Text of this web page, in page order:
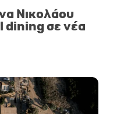
Νικολάου
dining σε νέα